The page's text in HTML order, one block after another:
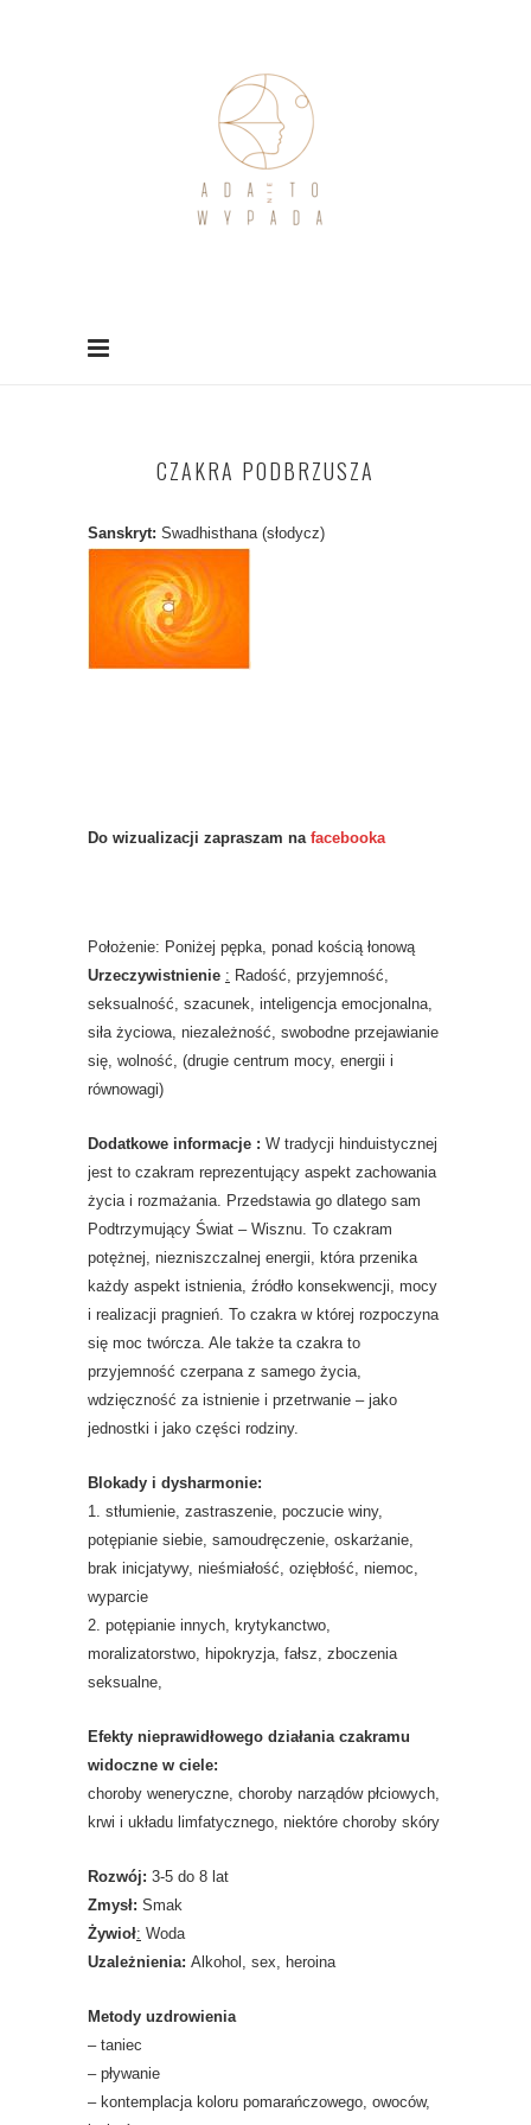
CZAKRA PODBRZUSZA
Sanskryt: Swadhisthana (słodycz)
Do wizualizacji zapraszam na facebooka
Położenie: Poniżej pępka, ponad kością łonową
Urzeczywistnienie : Radość, przyjemność,
seksualność, szacunek, inteligencja emocjonalna,
siła życiowa, niezależność, swobodne przejawianie
się, wolność, (drugie centrum mocy, energii i
równowagi)
Dodatkowe informacje : W tradycji hinduistycznej
jest to czakram reprezentujący aspekt zachowania
życia i rozmażania. Przedstawia go dlatego sam
Podtrzymujący Świat – Wisznu. To czakram
potężnej, niezniszczalnej energii, która przenika
każdy aspekt istnienia, źródło konsekwencji, mocy
i realizacji pragnień. To czakra w której rozpoczyna
się moc twórcza. Ale także ta czakra to
przyjemność czerpana z samego życia,
wdzięczność za istnienie i przetrwanie – jako
jednostki i jako części rodziny.
Blokady i dysharmonie:
1. stłumienie, zastraszenie, poczucie winy,
potępianie siebie, samoudręczenie, oskarżanie,
brak inicjatywy, nieśmiałość, oziębłość, niemoc,
wyparcie
2. potępianie innych, krytykanctwo,
moralizatorstwo, hipokryzja, fałsz, zboczenia
seksualne,
Efekty nieprawidłowego działania czakramu
widoczne w ciele:
choroby weneryczne, choroby narządów płciowych,
krwi i układu limfatycznego, niektóre choroby skóry
Rozwój: 3-5 do 8 lat
Zmysł: Smak
Żywioł: Woda
Uzależnienia: Alkohol, sex, heroina
Metody uzdrowienia
– taniec
– pływanie
– kontemplacja koloru pomarańczowego, owoców,